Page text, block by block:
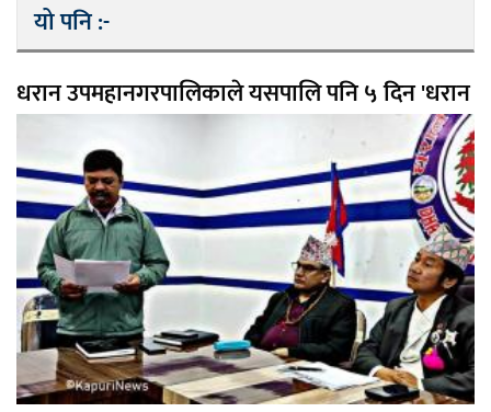
यो पनि :-
धरान उपमहानगरपालिकाले यसपालि पनि ५ दिन 'धरान